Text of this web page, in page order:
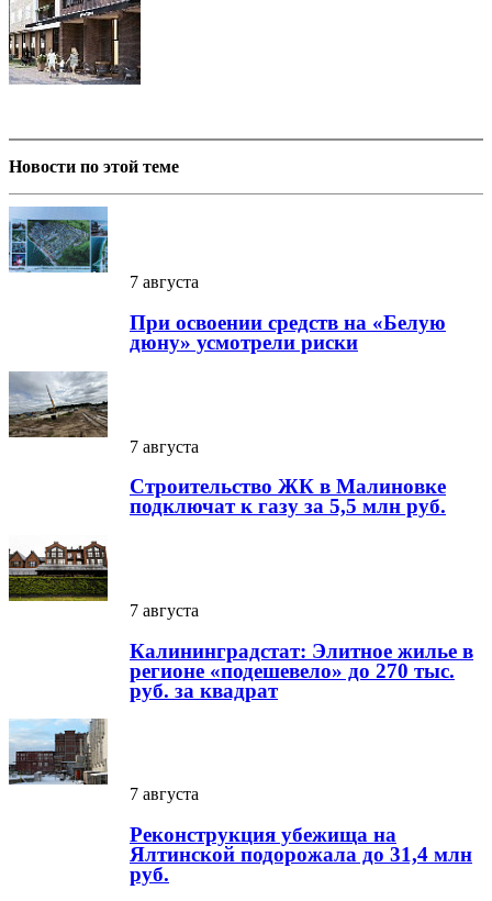
Новости по этой теме
7 августа
При освоении средств на «Белую
дюну» усмотрели риски
7 августа
Строительство ЖК в Малиновке
подключат к газу за 5,5 млн руб.
7 августа
Калининградстат: Элитное жилье в
регионе «подешевело» до 270 тыс.
руб. за квадрат
7 августа
Реконструкция убежища на
Ялтинской подорожала до 31,4 млн
руб.